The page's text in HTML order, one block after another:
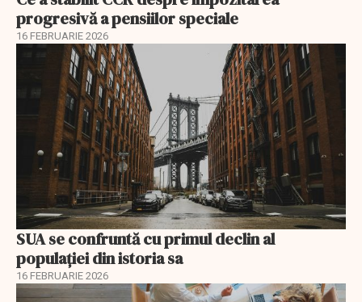
progresivă a pensiilor speciale
16 FEBRUARIE 2026
SUA se confruntă cu primul declin al
populației din istoria sa
16 FEBRUARIE 2026